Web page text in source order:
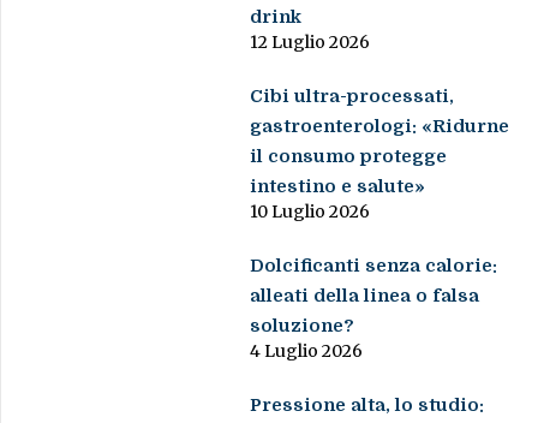
drink
12 Luglio 2026
Cibi ultra-processati,
gastroenterologi: «Ridurne
il consumo protegge
intestino e salute»
10 Luglio 2026
Dolcificanti senza calorie:
alleati della linea o falsa
soluzione?
4 Luglio 2026
Pressione alta, lo studio: